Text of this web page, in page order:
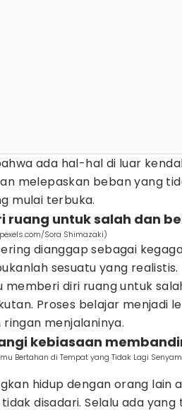
ada hal-hal di luar
melepaskan beban yang
mulai terbuka.
ruang untuk salah dan
Sora Shimazaki)
dianggap sebagai
sesuatu yang realistis.
memberi diri ruang untuk
Proses belajar menjadi
menjalaninya.
kebiasaan
Bertahan di Tempat yang Tidak Lagi
hidup dengan orang lain
disadari. Selalu ada